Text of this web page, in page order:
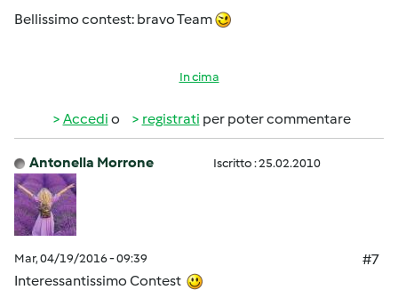
Bellissimo contest: bravo Team
In cima
Accedi o registrati per poter commentare
Antonella Morrone Iscritto : 25.02.2010
Mar, 04/19/2016 - 09:39
#7
Interessantissimo Contest